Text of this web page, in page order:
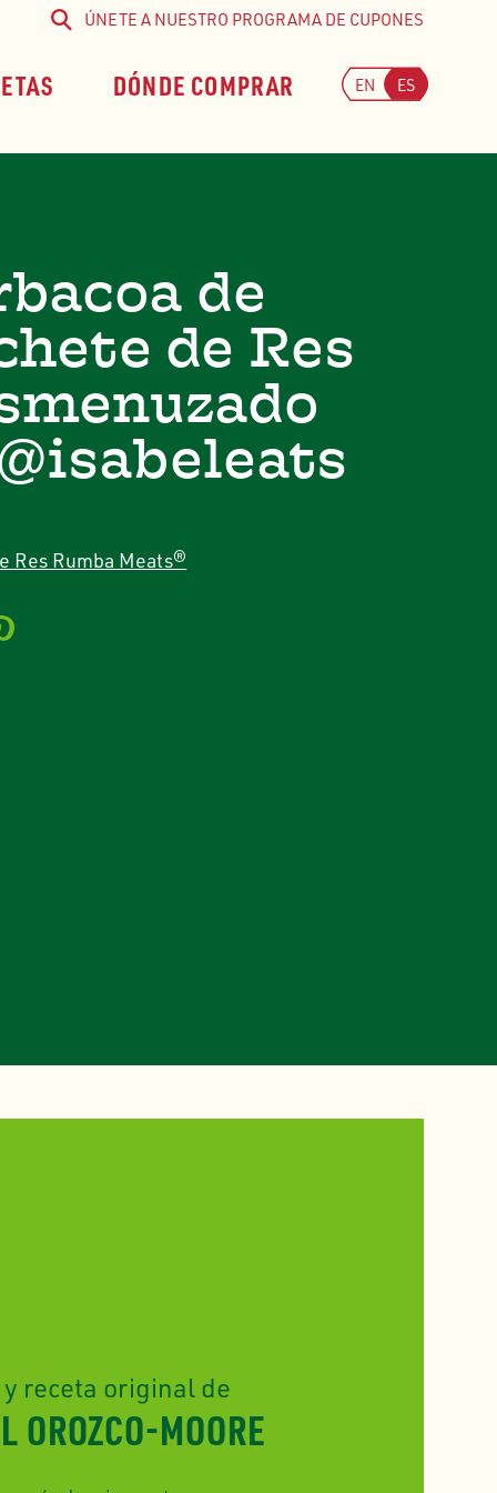
DÓNDE COMPRAR
BuscarÚNETE A NUESTRO PROGRAMA DE CUPONES
EN ES
de
de Res
Res Rumba Meats®
receta original de
OROZCO-MOORE